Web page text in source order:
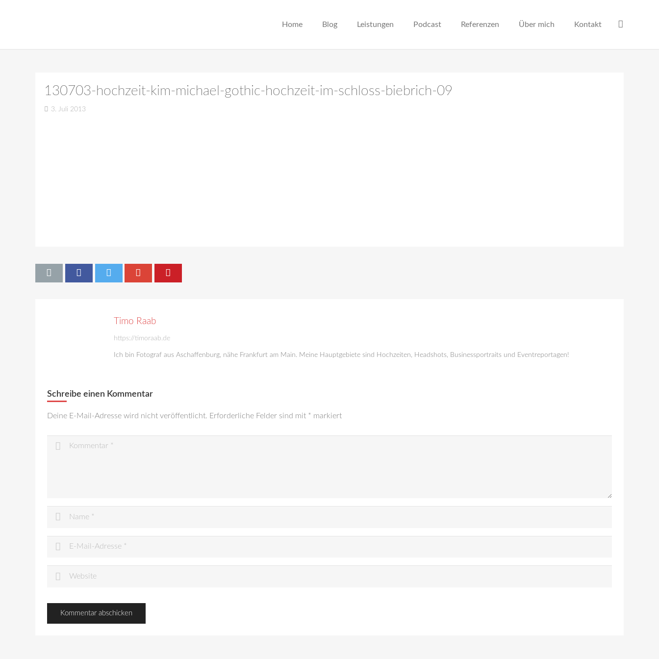
Home Blog Leistungen Podcast Referenzen Über mich Kontakt
130703-hochzeit-kim-michael-gothic-hochzeit-im-schloss-biebrich-09
3. Juli 2013
Timo Raab
https://timoraab.de
Ich bin Fotograf aus Aschaffenburg, nähe Frankfurt am Main. Meine Hauptgebiete sind Hochzeiten, Headshots, Businessportraits und Eventreportagen!
Schreibe einen Kommentar
Deine E-Mail-Adresse wird nicht veröffentlicht. Erforderliche Felder sind mit * markiert